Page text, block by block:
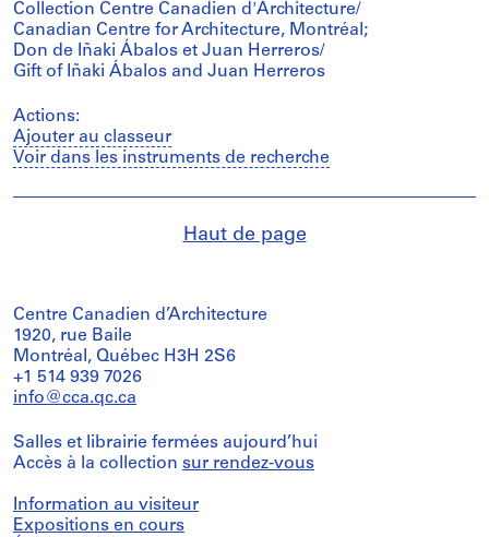
Collection Centre Canadien d'Architecture/
Canadian Centre for Architecture, Montréal;
Don de Iñaki Ábalos et Juan Herreros/
Gift of Iñaki Ábalos and Juan Herreros
Actions:
Ajouter au classeur
Voir dans les instruments de recherche
Haut de page
Centre Canadien d’Architecture
1920, rue Baile
Montréal, Québec H3H 2S6
+1 514 939 7026
info@cca.qc.ca
Salles et librairie fermées aujourd’hui
Accès à la collection sur rendez-vous
Information au visiteur
Expositions en cours